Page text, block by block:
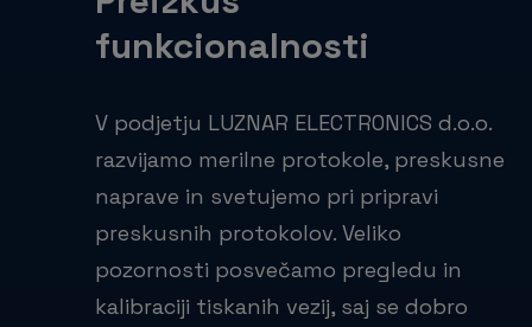
funkcionalnosti
V podjetju LUZNAR ELECTRONICS d.o.o.
razvijamo merilne protokole, preskusne
naprave in svetujemo pri pripravi
preskusnih protokolov. Veliko
pozornosti posvečamo pregledu in
kalibraciji tiskanih vezij, saj se dobro